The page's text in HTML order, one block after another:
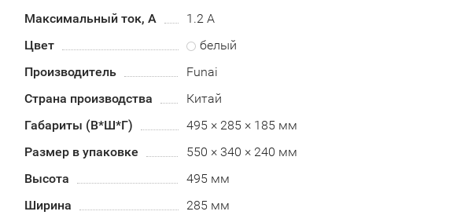
Максимальный ток, А
1.2 А
Цвет
белый
Производитель
Funai
Страна производства
Китай
Габариты (В*Ш*Г)
495 × 285 × 185 мм
Размер в упаковке
550 × 340 × 240 мм
Высота
495 мм
Ширина
285 мм